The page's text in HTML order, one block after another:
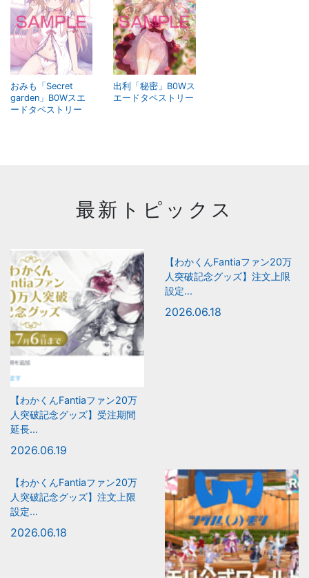
おみも「Secret
garden」B0Wスエ
ードタペストリー
出利「秘密」B0Wス
エードタペストリー
最新トピックス
【わかくんFantiaファン20万
人突破記念グッズ】受注期間
延長...
2026.06.19
【わかくんFantiaファン20万
人突破記念グッズ】注文上限
設定...
2026.06.18
【わかくんFantiaファン20万
人突破記念グッズ】注文上限
設定...
2026.06.18